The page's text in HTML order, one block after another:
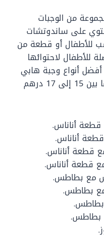
من الوجبات
على ساندوتشات
للأطفال أو قطعة من
للأطفال لاحتوائها
أنواع وجبة هابي
ميل والتي تتراوح أسعارها ما بين 15 إلى 17 درهم
أناناس.
أناناس.
قطعة أناناس.
قطعة أناناس.
مع بطاطس.
بطاطس.
بطاطس.
بطاطس.